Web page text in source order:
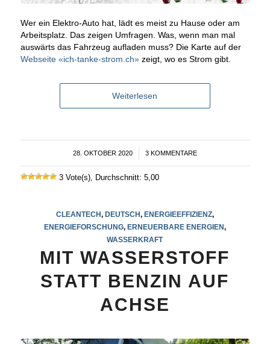
Wer ein Elektro-Auto hat, lädt es meist zu Hause oder am
Arbeitsplatz. Das zeigen Umfragen. Was, wenn man mal
auswärts das Fahrzeug aufladen muss? Die Karte auf der
Webseite «ich-tanke-strom.ch»zeigt, wo es Strom gibt.
Weiterlesen
28. OKTOBER 2020
/ 3 KOMMENTARE
3 Vote(s), Durchschnitt: 5,00
CLEANTECH, DEUTSCH, ENERGIEEFFIZIENZ,
ENERGIEFORSCHUNG, ERNEUERBARE ENERGIEN,
WASSERKRAFT
MIT WASSERSTOFF
STATT BENZIN AUF
ACHSE